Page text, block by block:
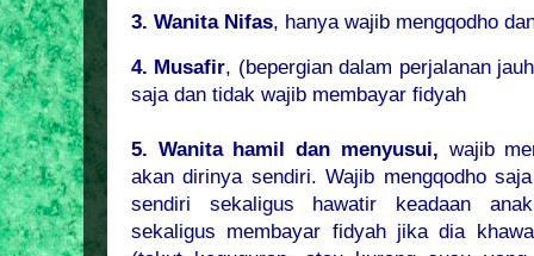
3. Wanita Nifas, hanya wajib mengqodho
4. Musafir, (bepergian dalam perjalanan
saja dan tidak wajib membayar fidyah
5. Wanita hamil dan menyusui, wajib
akan dirinya sendiri. Wajib mengqodho
sendiri sekaligus hawatir keadaan
sekaligus membayar fidyah jika dia